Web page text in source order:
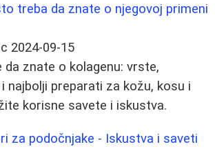
treba da znate o njegovoj primeni
2024-09-15
znate o kolagenu: vrste,
najbolji preparati za kožu, kosu i
korisne savete i iskustva.
za podočnjake - Iskustva i saveti